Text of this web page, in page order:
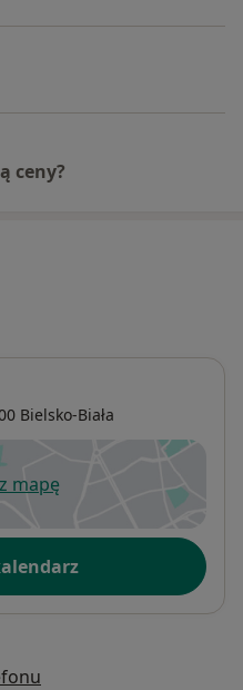
komfort
ceny?
Bielsko-Biała
mapęsię w nowej karcie